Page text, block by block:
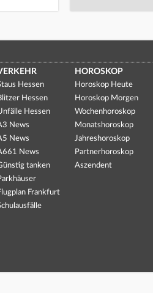
Hessen
Hessen
Hessen
News
News
News
tanken
Frankfurt
HOROSKOP
Horoskop Heute
Horoskop Morgen
Wochenhoroskop
Monatshoroskop
Jahreshoroskop
Partnerhoroskop
Aszendent